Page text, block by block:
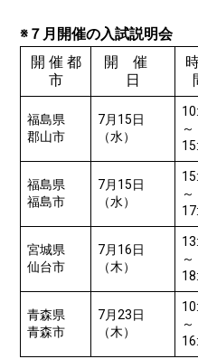
※７月開催の入試説明会
開 催 都
市
開 催
日
福島県
郡山市
7月15日
（水）
～
福島県
福島市
7月15日
（水）
～
宮城県
仙台市
7月16日
（木）
～
青森県
青森市
7月23日
（木）
～